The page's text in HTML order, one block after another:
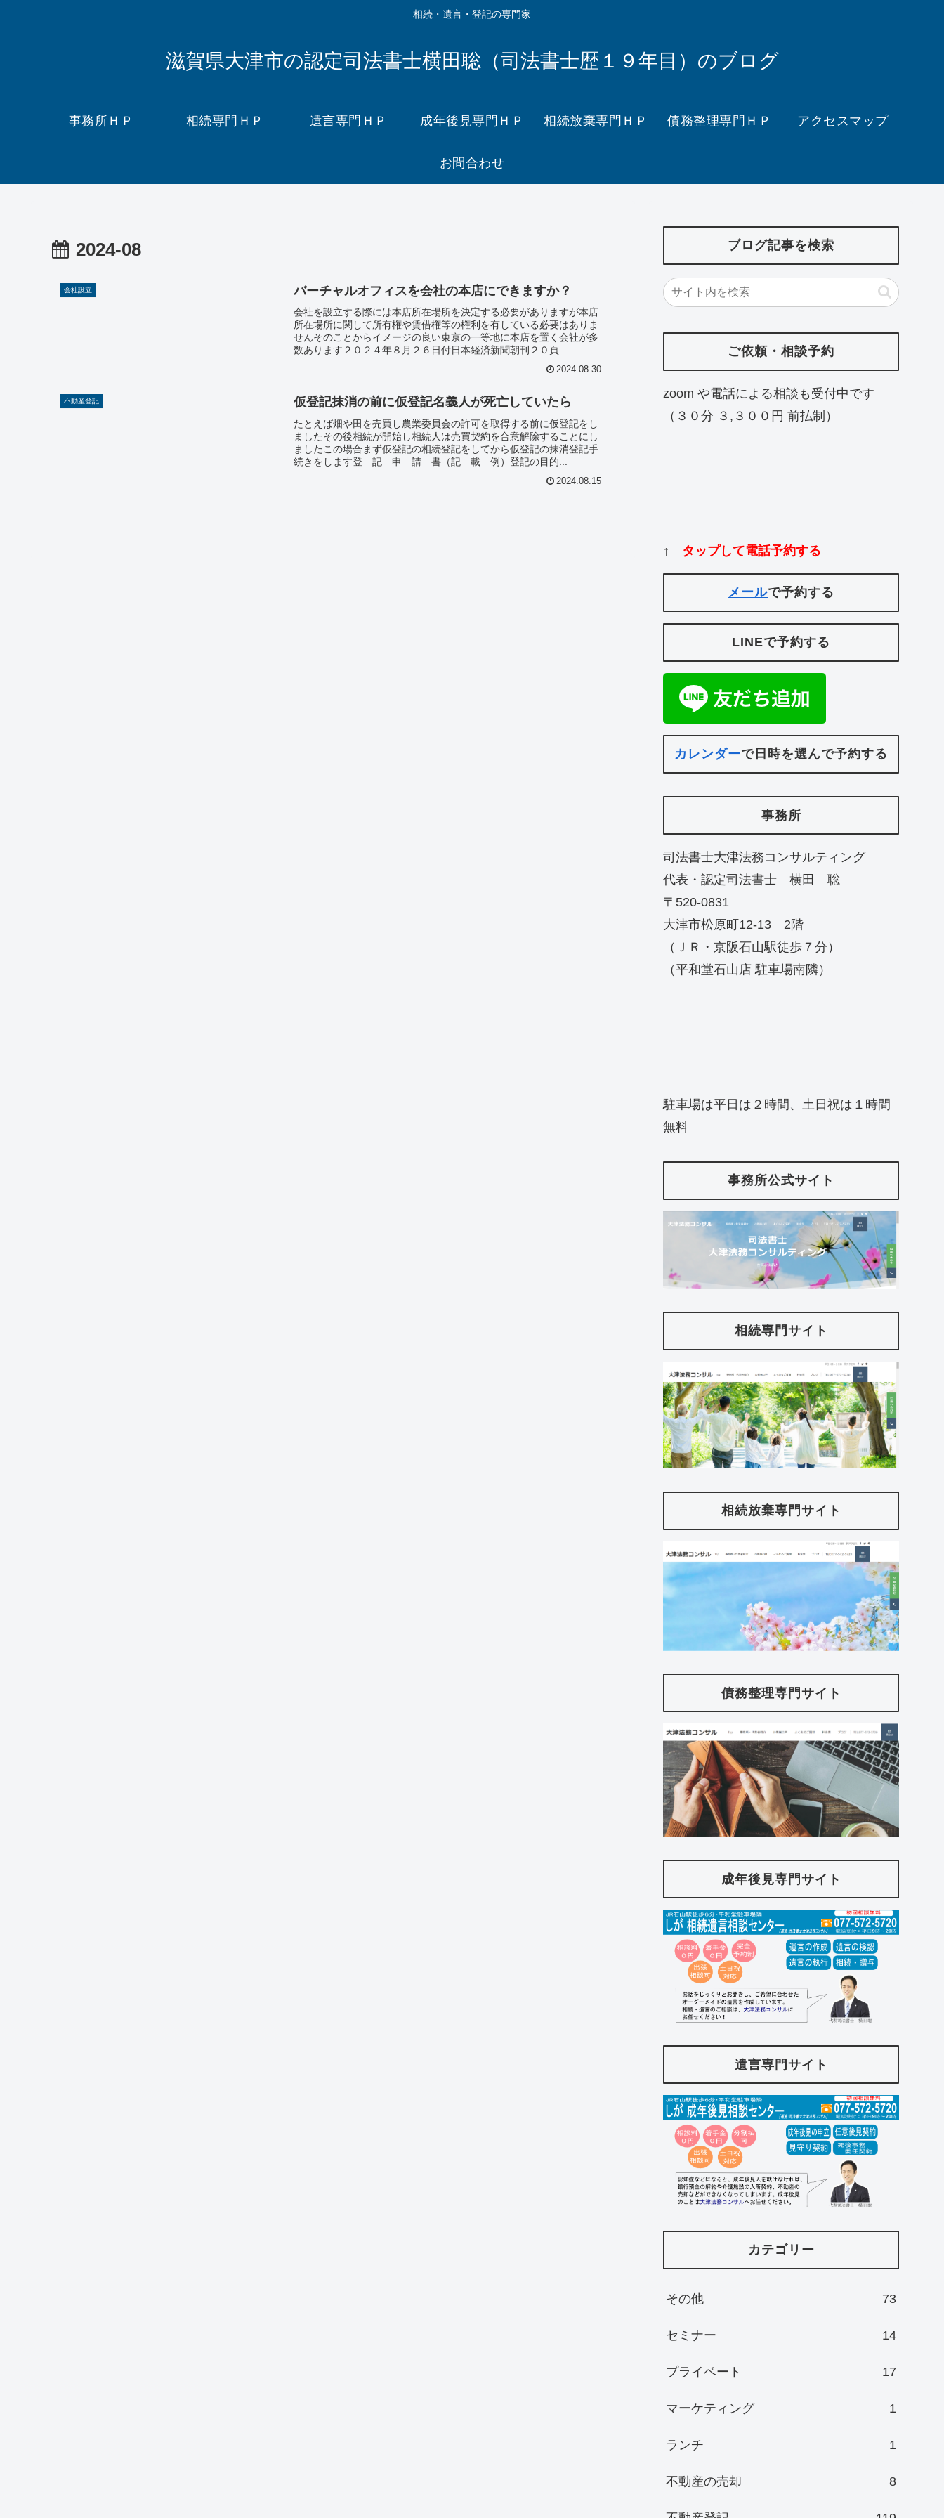
相続・遺言・登記の専門家
滋賀県大津市の認定司法書士横田聡（司法書士歴１９年目）のブログ
事務所ＨＰ 相続専門ＨＰ 遺言専門ＨＰ 成年後見専門ＨＰ 相続放棄専門ＨＰ 債務整理専門ＨＰ アクセスマップ
お問合わせ
2024-08
会社設立 バーチャルオフィスを会社の本店にできますか？
会社を設立する際には本店所在場所を決定する必要がありますが本店
所在場所に関して所有権や賃借権等の権利を有している必要はありま
せんそのことからイメージの良い東京の一等地に本店を置く会社が多
数あります２０２４年８月２６日付日本経済新聞朝刊２０頁...
2024.08.30
不動産登記 仮登記抹消の前に仮登記名義人が死亡していたら
たとえば畑や田を売買し農業委員会の許可を取得する前に仮登記をし
ましたその後相続が開始し相続人は売買契約を合意解除することにし
ましたこの場合まず仮登記の相続登記をしてから仮登記の抹消登記手
続きをします登 記 申 請 書（記 載 例）登記の目的...
2024.08.15
ブログ記事を検索
ご依頼・相談予約
zoom や電話による相談も受付中です
（３０分 ３,３００円 前払制）
↑ タップして電話予約する
メールで予約する
LINEで予約する
カレンダーで日時を選んで予約する
事務所
司法書士大津法務コンサルティング
代表・認定司法書士 横田 聡
〒520-0831
大津市松原町12-13 2階
（ＪＲ・京阪石山駅徒歩７分）
（平和堂石山店 駐車場南隣）
駐車場は平日は２時間、土日祝は１時間
無料
事務所公式サイト
相続専門サイト
相続放棄専門サイト
債務整理専門サイト
成年後見専門サイト
遺言専門サイト
カテゴリー
その他 73
セミナー 14
プライベート 17
マーケティング 1
ランチ 1
不動産の売却 8